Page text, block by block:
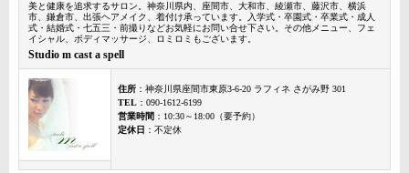
美と健康を追求するサロン。神奈川県内、座間市、大和市、綾瀬市、藤沢市、横浜
市、鎌倉市、出張ヘアメイク、着付け承っています。入学式・卒園式・卒業式・成人
式・結婚式・七五三・前撮りなどお気軽にお問い合せ下さい。その他メニュー、フェ
イシャル、ボディマッサージ、ロミロミもございます。
Studio m cast a spell
住所 ：神奈川県座間市東原3-6-20 ラフィネ さがみ野 301
TEL ：090-1612-6199
営業時間 ：10:30～18:00（要予約）
定休日 ：不定休